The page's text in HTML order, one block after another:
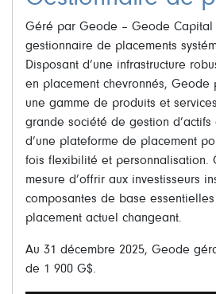
Géré par Geode – Geode Capital
gestionnaire de placements
Disposant d’une infrastructure
en placement chevronnés, Geode
une gamme de produits et
grande société de gestion
d’une plateforme de placement
fois flexibilité et personnalisation.
mesure d’offrir aux investisseurs
composantes de base essentielles
placement actuel changeant.
Au 31 décembre 2025, Geode
de 1 900 G$.